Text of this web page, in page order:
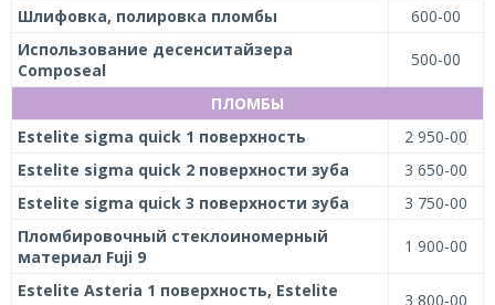
Шлифовка, полировка пломбы
600-00
Использование десенситайзера
Сomposeal
500-00
ПЛОМБЫ
Estelite sigma quick 1 поверхность
2 950-00
Estelite sigma quick 2 поверхности зуба
3 650-00
Estelite sigma quick 3 поверхности зуба
3 750-00
Пломбировочный стеклоиномерный
материал Fuji 9
1 900-00
Estelite Asteria 1 поверхность, Estelite
3 800-00